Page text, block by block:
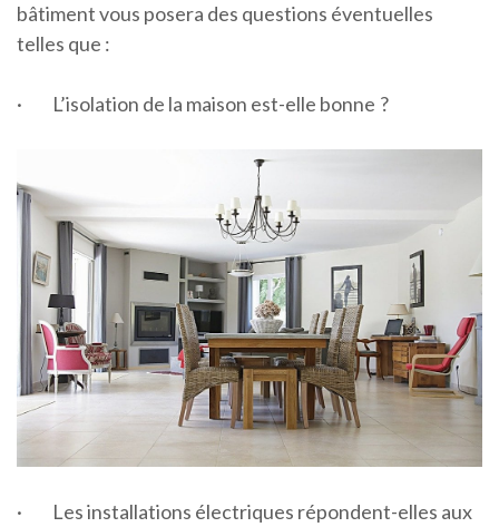
bâtiment vous posera des questions éventuelles
telles que :
· L’isolation de la maison est-elle bonne ?
· Les installations électriques répondent-elles aux